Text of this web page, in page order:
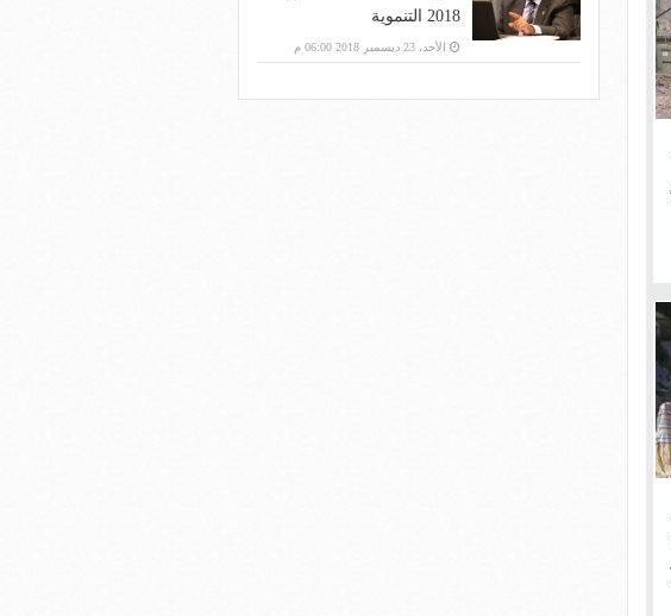
2018 التنموية
الأحد، 23 ديسمبر 2018 06:00 م